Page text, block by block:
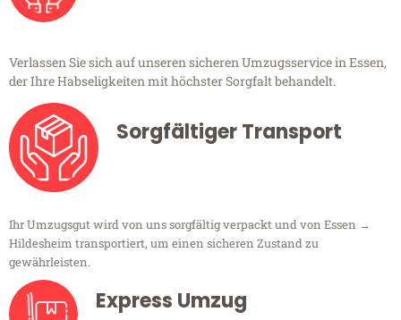
Verlassen Sie sich auf unseren sicheren Umzugsservice in Essen,
der Ihre Habseligkeiten mit höchster Sorgfalt behandelt.
Sorgfältiger Transport
Ihr Umzugsgut wird von uns sorgfältig verpackt und von Essen →
Hildesheim transportiert, um einen sicheren Zustand zu
gewährleisten.
Express Umzug